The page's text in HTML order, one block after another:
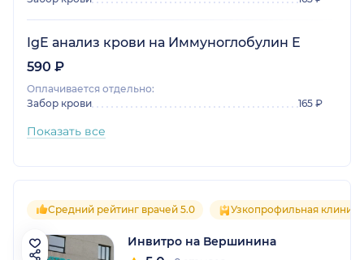
IgE анализ крови на Иммуноглобулин Е
590 ₽
Оплачивается отдельно:
Забор крови
165 ₽
Показать все
Средний рейтинг врачей 5.0 Узкопрофильная клиника
Инвитро на Вершинина